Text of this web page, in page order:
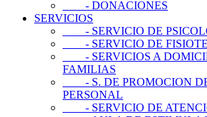
- DONACIONES
SERVICIOS
- SERVICIO DE
- SERVICIO DE
- SERVICIOS A
FAMILIAS
- S. DE PROMOCION
PERSONAL
- SERVICIO DE